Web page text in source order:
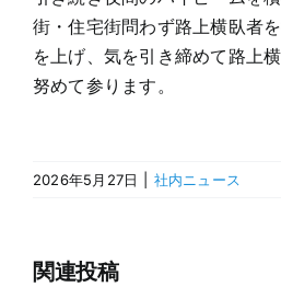
街・住宅街問わず路上横臥者
を上げ、気を引き締めて路上
努めて参ります。
2026年5月27日 社内ニュース
関連投稿